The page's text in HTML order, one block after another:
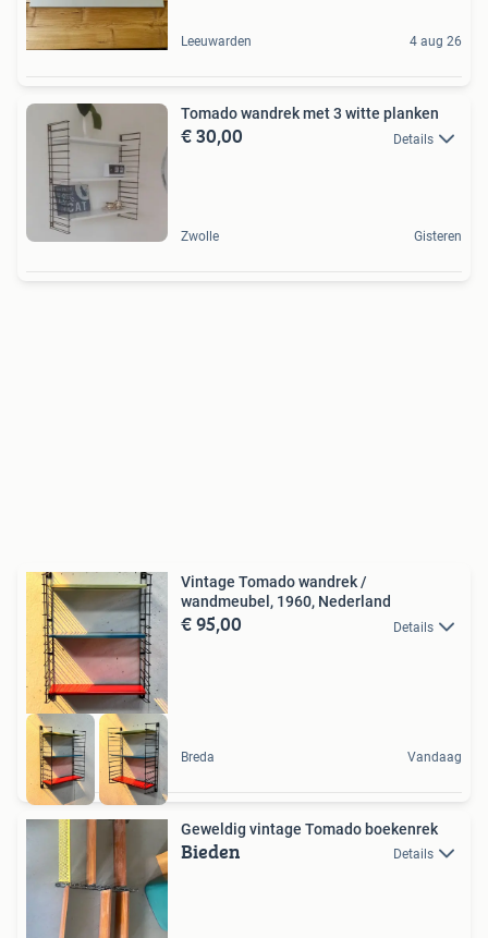
Leeuwarden 4 aug 26
Tomado wandrek met 3 witte planken
€ 30,00 Details
Zwolle Gisteren
Vintage Tomado wandrek /
wandmeubel, 1960, Nederland
€ 95,00 Details
Breda Vandaag
Geweldig vintage Tomado boekenrek
Bieden Details